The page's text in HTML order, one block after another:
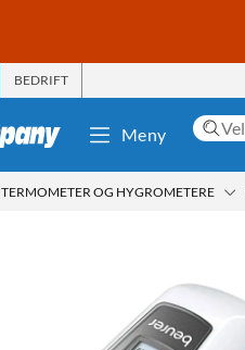
BEDRIFT
Meny
TERMOMETER OG HYGROMETERE